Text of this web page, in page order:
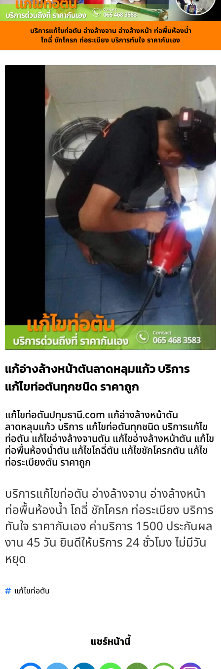
บริการแก้ไขท่อตัน อ่างล้างจาน อ่างล้างหน้า ท่อพื้นห้องน้ำ
โถฉี่ ชักโครก ท่อระเบียง บริการทันใจ ราคากันเอง
แก้อ่างล้างหน้าตันลาดหลุมแก้ว บริการ
แก้ไขท่อตันทุกชนิด ราคาถูก
แก้ไขท่อตันปทุมธานี.com แก้อ่างล้างหน้าตัน
ลาดหลุมแก้ว บริการ แก้ไขท่อตันทุกชนิด บริการแก้ไข
ท่อตัน แก้ไขอ่างล้างจานตัน แก้ไขอ่างล้างหน้าตัน แก้ไข
ท่อพื้นห้องน้ำตัน แก้ไขโถฉี่ตัน แก้ไขชักโครกตัน แก้ไข
ท่อระเบียงตัน ราคาถูก
บริการแก้ไขท่อตัน อ่างล้างจาน อ่างล้างหน้า
ท่อพื้นห้องน้ำ โถฉี่ ชักโครก ท่อระเบียง บริการ
ทันใจ ราคากันเอง ค่าบริการ 1500 ประกันผล
งาน 45 วัน ยินดีให้บริการ 24 ชั่วโมง ไม่มีวัน
หยุด
แก้ไขท่อตัน
แชร์หน้านี้